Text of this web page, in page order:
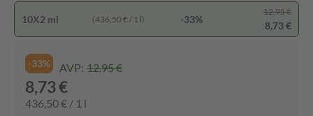
10X2 ml (436,50 € / 1 l) -33%
12,95 €
8,73 €
-33% AVP: 12,95 €
8,73 €
436,50 € / 1 l